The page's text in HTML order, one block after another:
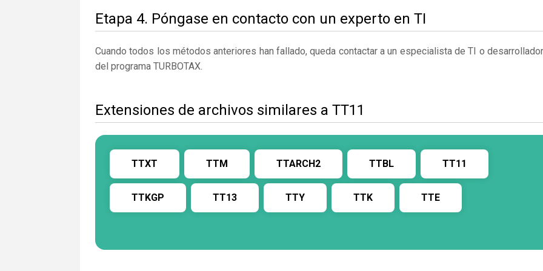
Etapa 4. Póngase en contacto con un experto en TI
Cuando todos los métodos anteriores han fallado, queda contactar a un especialista de TI o
del programa TURBOTAX.
Extensiones de archivos similares a TT11
TTXT TTM TTARCH2 TTBL TT11
TTKGP TT13 TTY TTK TTE